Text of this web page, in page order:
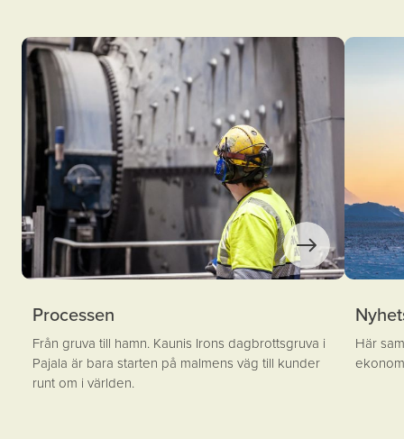
Processen
Från gruva till hamn. Kaunis Irons dagbrottsgruva i
Pajala är bara starten på malmens väg till kunder
runt om i världen.
Här